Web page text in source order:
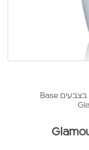
סדרת בייס בצבעים Base